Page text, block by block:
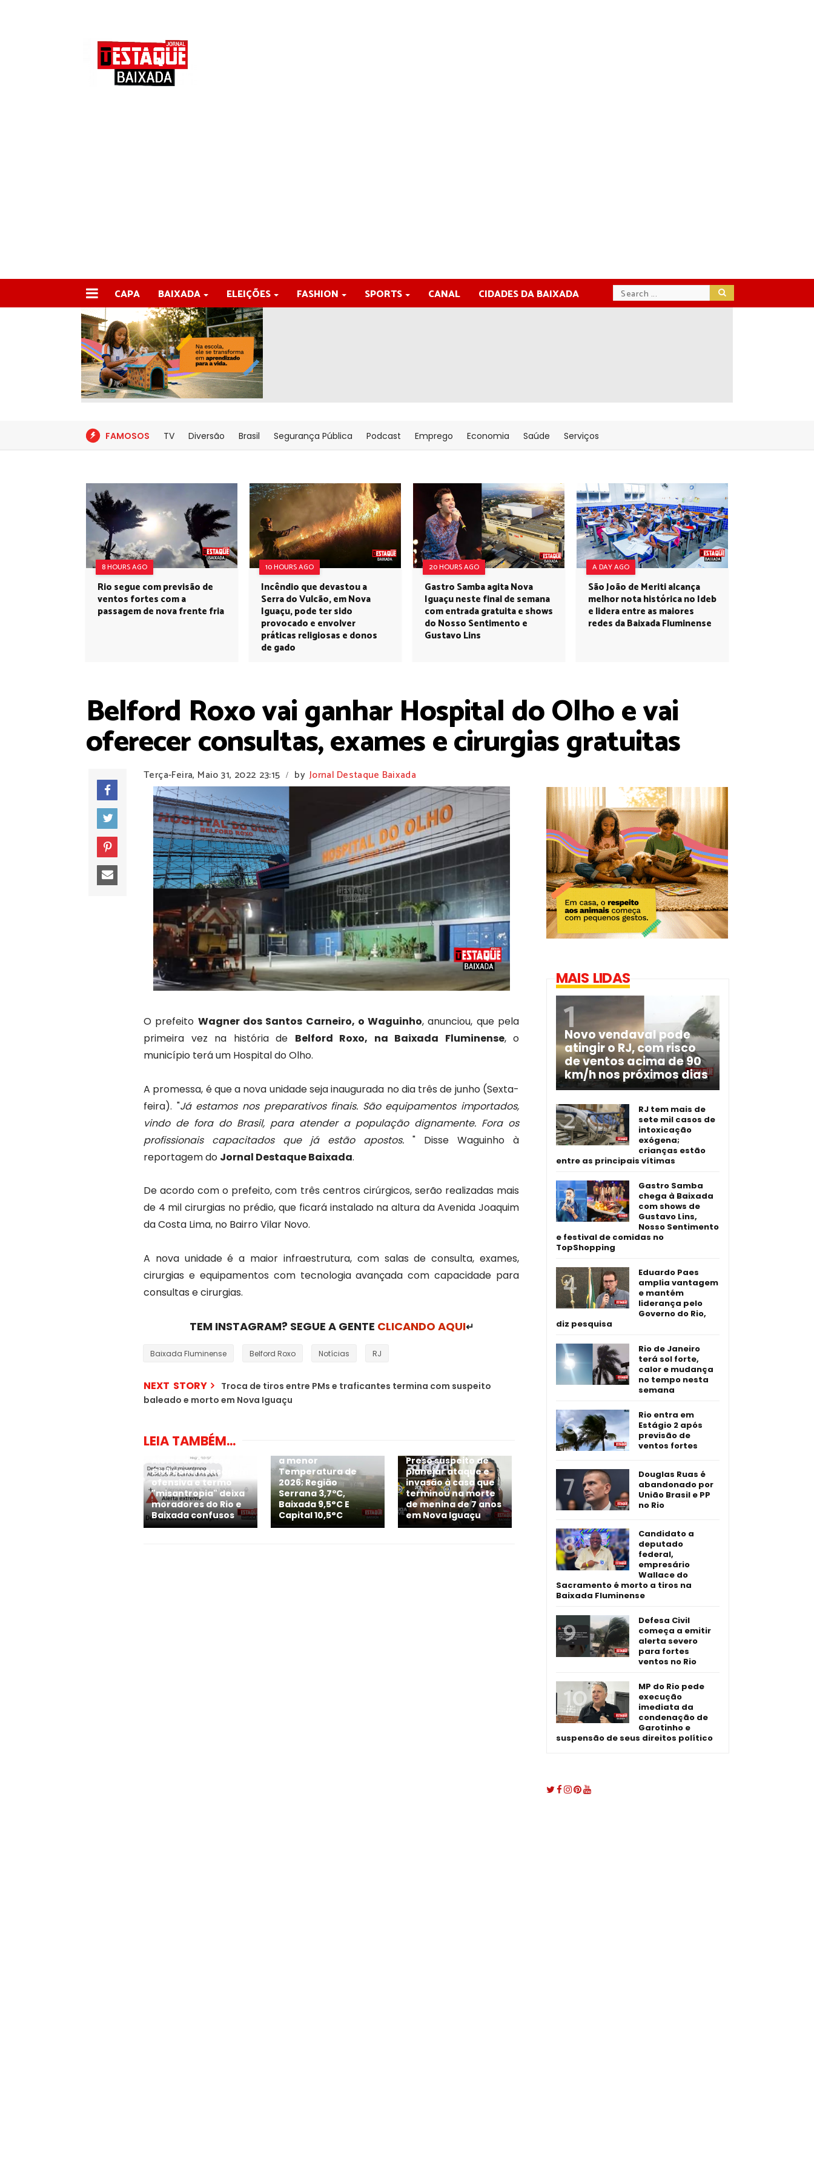
CAPA BAIXADA ELEIÇÕES FASHION SPORTS CANAL CIDADES DA BAIXADA
FAMOSOS TV Diversão Brasil Segurança Pública Podcast Emprego Economia Saúde Serviços
8 HOURS AGO
Rio segue com previsão de
ventos fortes com a
passagem de nova frente fria
10 HOURS AGO
Incêndio que devastou a
Serra do Vulcão, em Nova
Iguaçu, pode ter sido
provocado e envolver
práticas religiosas e donos
de gado
20 HOURS AGO
Gastro Samba agita Nova
Iguaçu neste final de semana
com entrada gratuita e shows
do Nosso Sentimento e
Gustavo Lins
A DAY AGO
São João de Meriti alcança
melhor nota histórica no Ideb
e lidera entre as maiores
redes da Baixada Fluminense
Belford Roxo vai ganhar Hospital do Olho e vai
oferecer consultas, exames e cirurgias gratuitas
Terça-Feira, Maio 31, 2022 23:15 / by Jornal Destaque Baixada
O prefeito Wagner dos Santos Carneiro, o Waguinho, anunciou, que pela
primeira vez na história de Belford Roxo, na Baixada Fluminense, o
município terá um Hospital do Olho.
A promessa, é que a nova unidade seja inaugurada no dia três de junho (Sexta-
feira). "Já estamos nos preparativos finais. São equipamentos importados,
vindo de fora do Brasil, para atender a população dignamente. Fora os
profissionais capacitados que já estão apostos. " Disse Waguinho à
reportagem do Jornal Destaque Baixada.
De acordo com o prefeito, com três centros cirúrgicos, serão realizadas mais
de 4 mil cirurgias no prédio, que ficará instalado na altura da Avenida Joaquim
da Costa Lima, no Bairro Vilar Novo.
A nova unidade é a maior infraestrutura, com salas de consulta, exames,
cirurgias e equipamentos com tecnologia avançada com capacidade para
consultas e cirurgias.
TEM INSTAGRAM? SEGUE A GENTE CLICANDO AQUI↵
Baixada Fluminense Belford Roxo Notícias RJ
NEXT STORY
Troca de tiros entre PMs e traficantes termina com suspeito
baleado e morto em Nova Iguaçu
LEIA TAMBÉM...
Alerta da Defesa
Civil com mensagem
ofensiva e termo
"misantropia" deixa
moradores do Rio e
Baixada confusos
a menor
Temperatura de
2026; Região
Serrana 3,7ºC,
Baixada 9,5°C E
Capital 10,5°C
Preso suspeito de
planejar ataque e
invasão à casa que
terminou na morte
de menina de 7 anos
em Nova Iguaçu
MAIS LIDAS
Novo vendaval pode
atingir o RJ, com risco
de ventos acima de 90
km/h nos próximos dias
RJ tem mais de
sete mil casos de
intoxicação
exógena;
crianças estão
entre as principais vítimas
Gastro Samba
chega à Baixada
com shows de
Gustavo Lins,
Nosso Sentimento
e festival de comidas no
TopShopping
Eduardo Paes
amplia vantagem
e mantém
liderança pelo
Governo do Rio,
diz pesquisa
Rio de Janeiro
terá sol forte,
calor e mudança
no tempo nesta
semana
Rio entra em
Estágio 2 após
previsão de
ventos fortes
Douglas Ruas é
abandonado por
União Brasil e PP
no Rio
Candidato a
deputado
federal,
empresário
Wallace do
Sacramento é morto a tiros na
Baixada Fluminense
Defesa Civil
começa a emitir
alerta severo
para fortes
ventos no Rio
MP do Rio pede
execução
imediata da
condenação de
Garotinho e
suspensão de seus direitos político